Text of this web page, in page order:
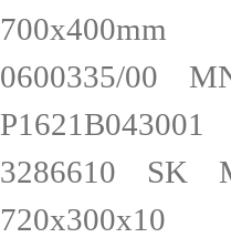
700x400mm
0600335/
3286610 SK
720x300x10